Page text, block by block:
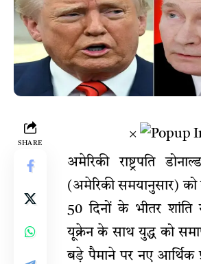
SHARE
×
अमेरिकी राष्ट्रपति
(अमेरिकी समयानुसार)
50 दिनों के भीतर
यूक्रेन के साथ युद्ध को
बड़े पैमाने पर नए आर्थिक